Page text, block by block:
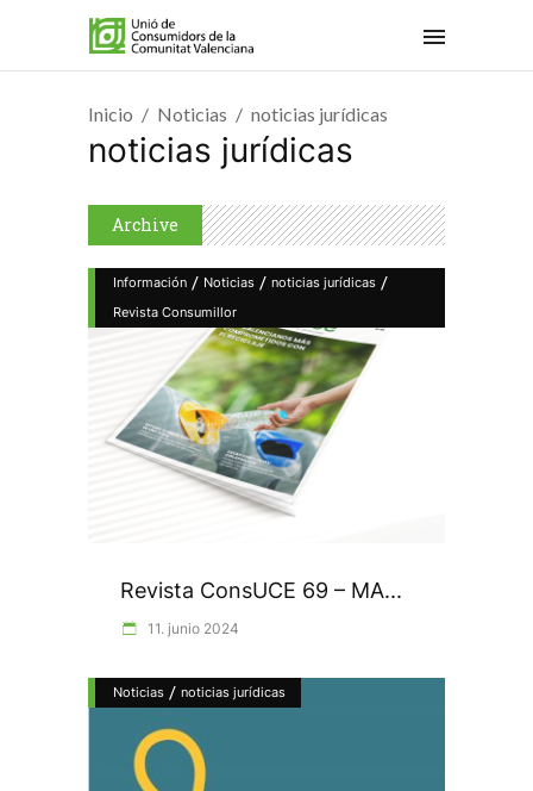
Inicio Noticias noticias jurídicas
noticias jurídicas
Archive
Información / Noticias / noticias jurídicas /
Revista Consumillor
Revista ConsUCE 69 – MA...
11. junio 2024
Noticias / noticias jurídicas